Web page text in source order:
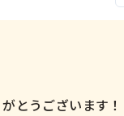
とうございます！